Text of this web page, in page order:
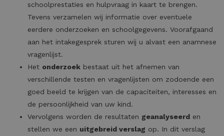
schoolprestaties en hulpvraag in kaart te brengen.
Tevens verzamelen wij informatie over eventuele
eerdere onderzoeken en schoolgegevens. Voorafgaand
aan het intakegesprek sturen wij u alvast een anamnese
vragenlijst.
Het onderzoek bestaat uit het afnemen van
verschillende testen en vragenlijsten om zodoende een
goed beeld te krijgen van de capaciteiten, interesses en
de persoonlijkheid van uw kind.
Vervolgens worden de resultaten geanalyseerd en
stellen we een uitgebreid verslag op. In dit verslag